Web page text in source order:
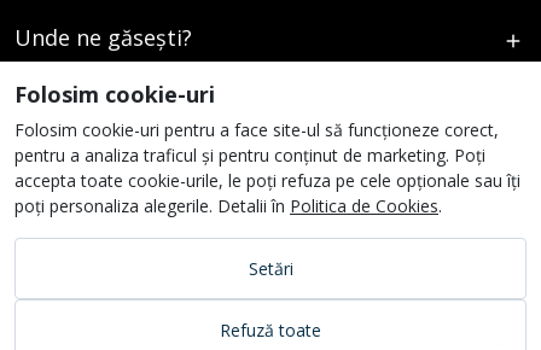
Unde ne găsești?
Urmați-ne
Folosim cookie-uri
Folosim cookie-uri pentru a face site-ul să funcționeze corect,
pentru a analiza traficul și pentru conținut de marketing. Poți
accepta toate cookie-urile, le poți refuza pe cele opționale sau îți
poți personaliza alegerile. Detalii în Politica de Cookies.
Setări
Refuză toate